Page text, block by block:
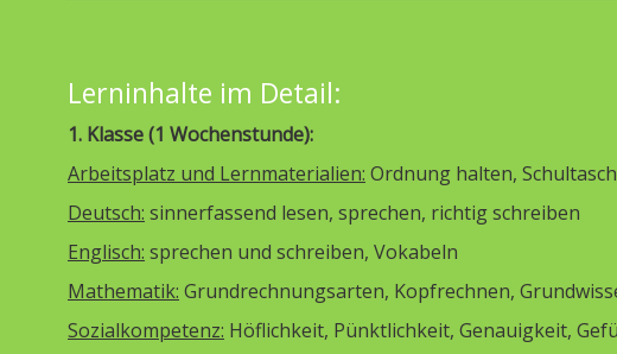
Lerninhalte im Detail:
1. Klasse (1 Wochenstunde):
Arbeitsplatz und Lernmaterialien: Ordnung halten,
Deutsch: sinnerfassend lesen, sprechen, richtig schreiben
Englisch: sprechen und schreiben, Vokabeln
Mathematik: Grundrechnungsarten, Kopfrechnen,
Sozialkompetenz: Höflichkeit, Pünktlichkeit, Genauigkeit,